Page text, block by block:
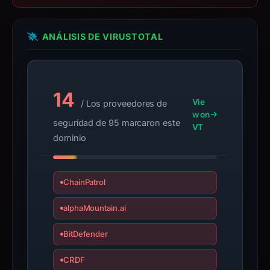
summarizes
time-
not
a
with
the
domain;
ANÁLISIS DE VIRUSTOTAL
14
/ Los proveedores de
seguridad de 95 marcaron este
dominio
Vie
w on
VT
ChainPatrol
alphaMountain.ai
BitDefender
CRDF